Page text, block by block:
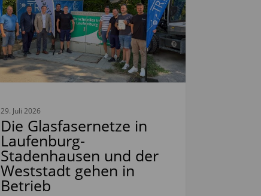
29. Juli 2026
Die Glasfasernetze in
Laufenburg-
Stadenhausen und der
Weststadt gehen in
Betrieb